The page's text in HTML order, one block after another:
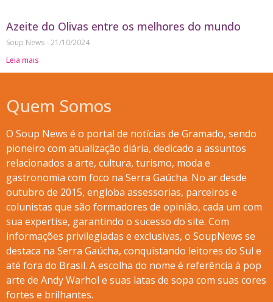
Azeite do Olivas entre os melhores do mundo
Soup News 21/10/2024
Leia mais
Quem Somos
O Soup News é o portal de notícias de Gramado, sendo
pioneiro com atualização diária, dedicado a assuntos
relacionados a arte, cultura, turismo, moda e
gastronomia com foco na Serra Gaúcha. No ar desde
outubro de 2015, engloba assessorias, parceiros e
colunistas que são formadores de opinião, cada um com
sua expertise, garantindo o sucesso do site. Com
informações privilegiadas e exclusivas, o SoupNews se
destaca na Serra Gaúcha, conquistando leitores do Sul e
até fora do Brasil. A escolha do nome é referência à pop
arte de Andy Warhol e suas latas de sopa com suas cores
fortes e brilhantes.